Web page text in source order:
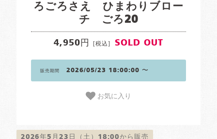
ろごろさえ ひまわりブロー
チ ごろ20
4,950円 [税込] SOLD OUT
販売期間 2026/05/23 18:00:00 〜
お気に入り
2026年5月23日（土）18:00から販売